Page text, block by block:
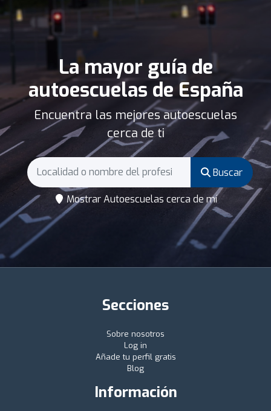
La mayor guía de
autoescuelas de España
Encuentra las mejores autoescuelas
cerca de ti
Buscar
Mostrar Autoescuelas cerca de mí
Secciones
Sobre nosotros
Log in
Añade tu perfil gratis
Blog
Información